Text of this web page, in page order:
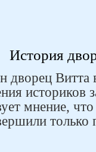
История
дворец Витта
историков
мнение,